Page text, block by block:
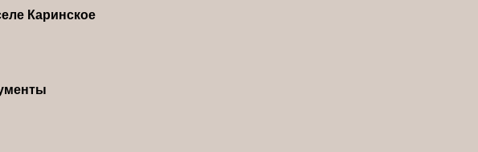
Каринское